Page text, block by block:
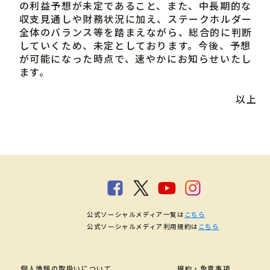
の利益予想が未定であること、また、中長期的な
収支見通しや財務状況に加え、ステークホルダー
全体のバランス等を踏まえながら、総合的に判断
していくため、未定としております。今後、予想
が可能になった時点で、速やかにお知らせいたし
ます。
以上
公式ソーシャルメディア一覧は こちら
公式ソーシャルメディア利用規約は こちら